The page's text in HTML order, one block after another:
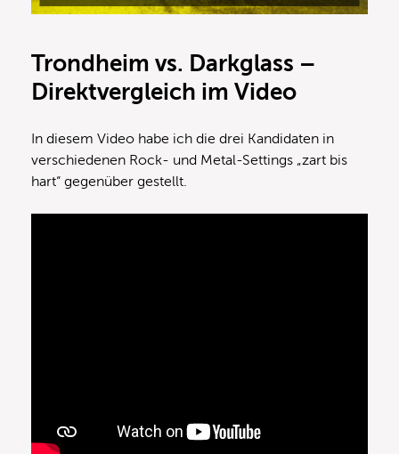
Trondheim vs. Darkglass –
Direktvergleich im Video
In diesem Video habe ich die drei Kandidaten in
verschiedenen Rock- und Metal-Settings „zart bis
hart“ gegenüber gestellt.